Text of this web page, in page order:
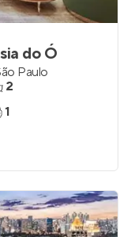
do Ó
Paulo
2
1